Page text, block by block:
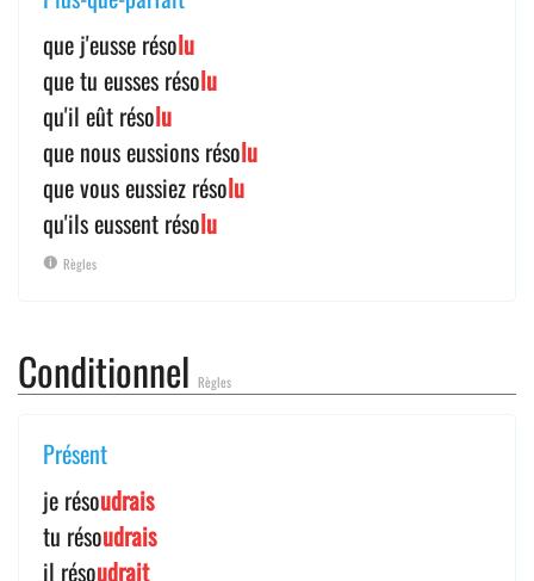
que j'eusse résolu
que tu eusses résolu
qu'il eût résolu
que nous eussions résolu
que vous eussiez résolu
qu'ils eussent résolu
Règles
Conditionnel Règles
Présent
je résoudrais
tu résoudrais
il résoudrait